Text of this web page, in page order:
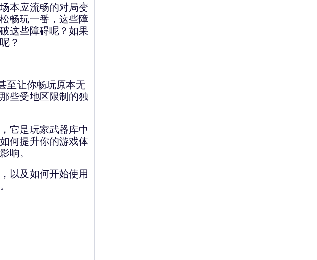
本应流畅的对局变
畅玩一番，这些障
这些障碍呢？如果
？
至让你畅玩原本无
些受地区限制的独
它是玩家武器库中
何提升你的游戏体
响。
以及如何开始使用